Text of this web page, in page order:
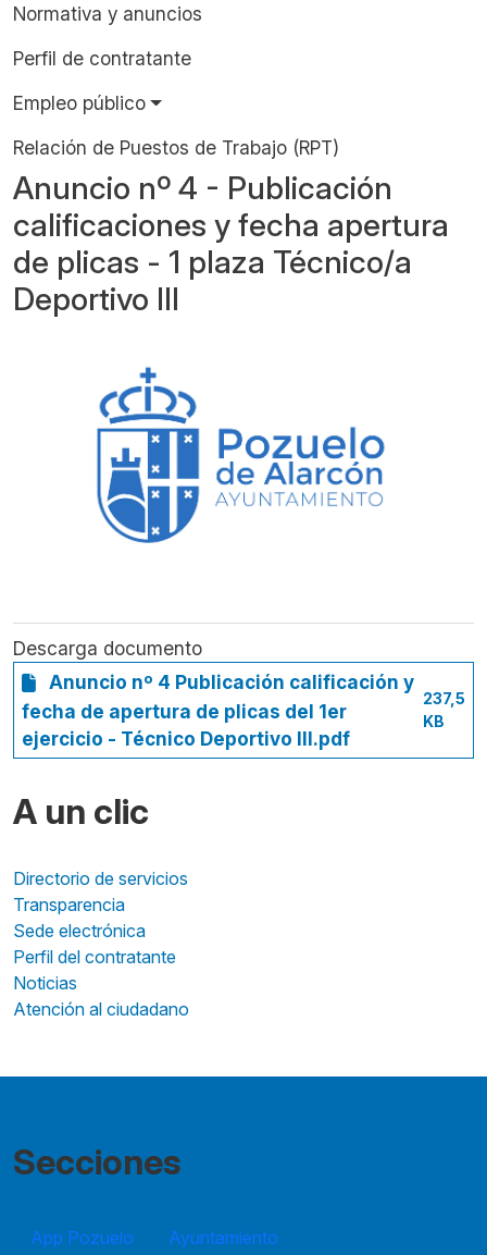
Normativa y anuncios
Perfil de contratante
Empleo público
Relación de Puestos de Trabajo (RPT)
Anuncio nº 4 - Publicación
calificaciones y fecha apertura
de plicas - 1 plaza Técnico/a
Deportivo III
Descarga documento
Anuncio nº 4 Publicación calificación y
fecha de apertura de plicas del 1er
ejercicio - Técnico Deportivo III.pdf
237,5
KB
A un clic
Directorio de servicios
Transparencia
Sede electrónica
Perfil del contratante
Noticias
Atención al ciudadano
Secciones
App Pozuelo
Ayuntamiento